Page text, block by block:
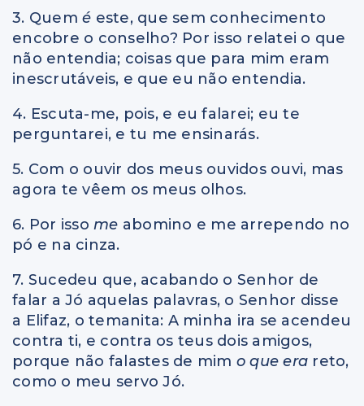
3. Quem é este, que sem conhecimento
encobre o conselho? Por isso relatei o que
não entendia; coisas que para mim eram
inescrutáveis, e que eu não entendia.
4. Escuta-me, pois, e eu falarei; eu te
perguntarei, e tu me ensinarás.
5. Com o ouvir dos meus ouvidos ouvi, mas
agora te vêem os meus olhos.
6. Por isso me abomino e me arrependo no
pó e na cinza.
7. Sucedeu que, acabando o Senhor de
falar a Jó aquelas palavras, o Senhor disse
a Elifaz, o temanita: A minha ira se acendeu
contra ti, e contra os teus dois amigos,
porque não falastes de mim o que era reto,
como o meu servo Jó.